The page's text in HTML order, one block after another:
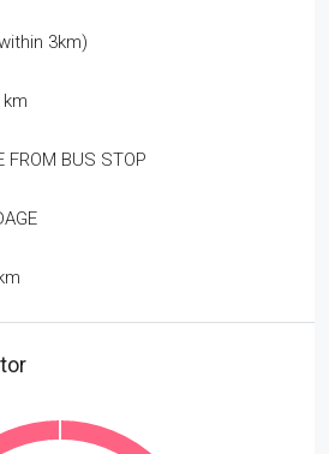
3km)
km
FROM BUS STOP